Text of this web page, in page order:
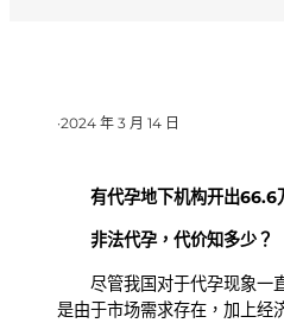
·2024 年 3 月 14 日
有代孕地下机构开出66.6
非法代孕，代价知多少？
尽管我国对于代孕现象一
是由于市场需求存在，加上经